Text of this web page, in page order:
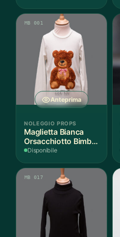
Anteprima
MB 001
NOLEGGIO PROPS
Maglietta Bianca
Orsacchiotto Bimbo
6-7 Anni Cotone - 1
Disponibile
MB 017